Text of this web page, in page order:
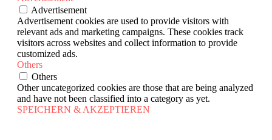
Advertisement
Advertisement cookies are used to provide visitors with
relevant ads and marketing campaigns. These cookies track
visitors across websites and collect information to provide
customized ads.
Others
Others
Other uncategorized cookies are those that are being analyzed
and have not been classified into a category as yet.
SPEICHERN & AKZEPTIEREN